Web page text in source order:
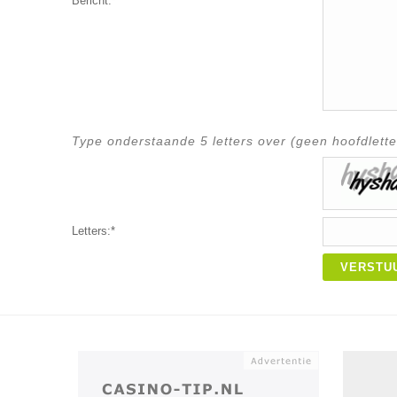
Type onderstaande 5 letters over (geen
Letters:*